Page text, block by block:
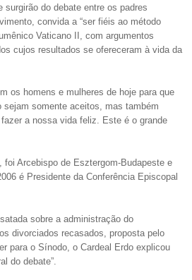
surgirão do debate entre os padres
convida a “ser fiéis ao método
Vaticano II, com argumentos
cujos resultados se ofereceram à vida da
os homens e mulheres de hoje para que
sejam somente aceitos, mas também
a nossa vida feliz. Este é o grande
foi Arcebispo de Esztergom-Budapeste e
é Presidente da Conferência Episcopal
sobre a administração do
divorciados recasados, proposta pelo
para o Sínodo, o Cardeal Erdo explicou
do debate”.